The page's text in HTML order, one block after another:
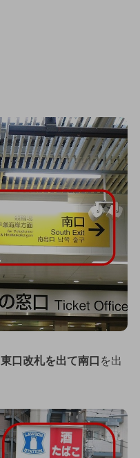
東口改札を出て南口 を出